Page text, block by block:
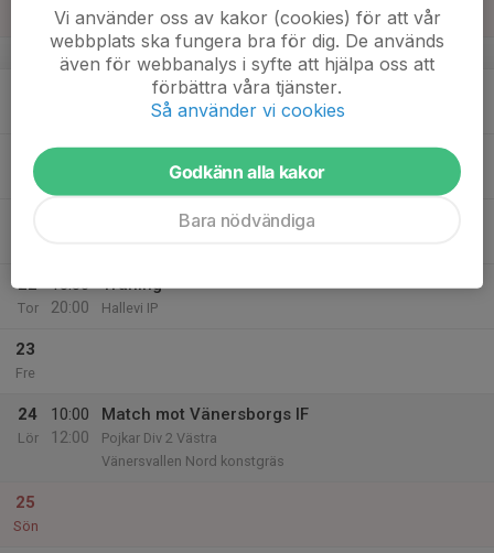
v.34
Träning
Hallevi ip
Tis
22
Tor
18:30
20:00
Träning
Hallevi IP
23
Fre
24
Lör
10:00
12:00
Match mot Vänersborgs IF
Pojkar Div 2 Västra
Vänersvallen Nord konstgräs
25
Sön
Vi använder oss av kakor (cookies) för att vår
webbplats ska fungera bra för dig. De används
även för webbanalys i syfte att hjälpa oss att
förbättra våra tjänster.
Så använder vi cookies
Godkänn alla kakor
Bara nödvändiga